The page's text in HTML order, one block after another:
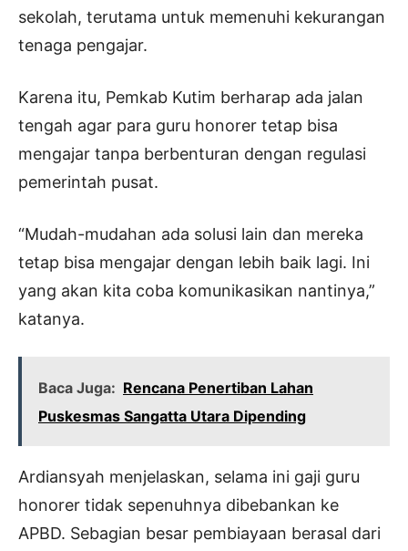
sekolah, terutama untuk memenuhi kekurangan
tenaga pengajar.
Karena itu, Pemkab Kutim berharap ada jalan
tengah agar para guru honorer tetap bisa
mengajar tanpa berbenturan dengan regulasi
pemerintah pusat.
“Mudah-mudahan ada solusi lain dan mereka
tetap bisa mengajar dengan lebih baik lagi. Ini
yang akan kita coba komunikasikan nantinya,”
katanya.
Baca Juga: Rencana Penertiban Lahan
Puskesmas Sangatta Utara Dipending
Ardiansyah menjelaskan, selama ini gaji guru
honorer tidak sepenuhnya dibebankan ke
APBD. Sebagian besar pembiayaan berasal dari